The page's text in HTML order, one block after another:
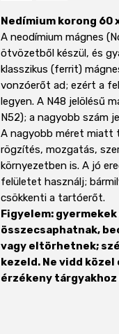
Nedímium korong 60
A neodímium mágnes
ötvözetből készül, és
klasszikus (ferrit)
vonzóerőt ad; ezért a
legyen. A N48 jelölésű
N52); a nagyobb szám
A nagyobb méret miatt
rögzítés, mozgatás,
környezetben is. A jó
felületet használj;
csökkenti a tartóerőt.
Figyelem:
összecsaphatnak,
vagy eltörhetnek;
kezeld. Ne vidd
érzékeny